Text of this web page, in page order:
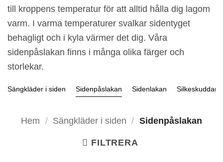
till kroppens temperatur för att alltid hålla dig lagom
varm. I varma temperaturer svalkar sidentyget
behagligt och i kyla värmer det dig. Våra
sidenpåslakan finns i många olika färger och
storlekar.
Sängkläder i siden Sidenpåslakan Sidenlakan Silkeskuddar
Hem / Sängkläder i siden / Sidenpåslakan
FILTRERA